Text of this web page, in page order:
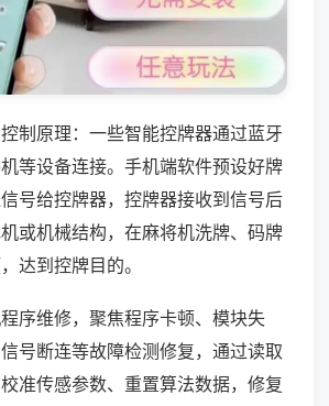
制原理：一些智能控牌器通过蓝牙
等设备连接。手机端软件预设好牌
号给控牌器，控牌器接收到信号后
或机械结构，在麻将机洗牌、码牌
达到控牌目的。
序维修，聚焦程序卡顿、模块失
号断连等故障检测修复，通过读取
准传感参数、重置算法数据，修复